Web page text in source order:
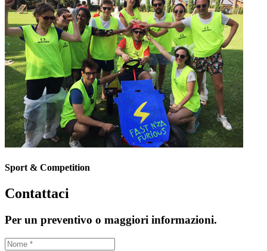
Sport & Competition
Contattaci
Per un preventivo o maggiori informazioni.